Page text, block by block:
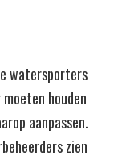
watersporters
houden
aanpassen.
zien